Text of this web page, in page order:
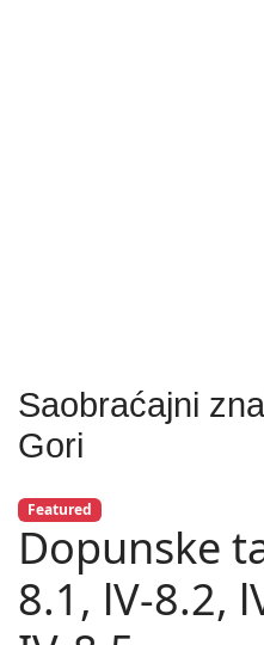
Saobraćajni
Gori
Featured
Dopunske
8.1, lV-8.2,